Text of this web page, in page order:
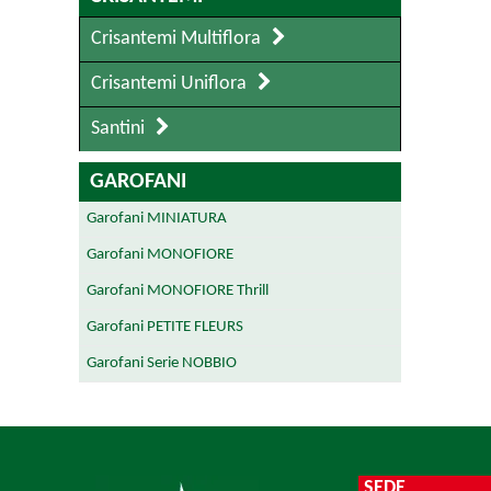
Crisantemi Multiflora
Crisantemi Uniflora
Santini
GAROFANI
Garofani MINIATURA
Garofani MONOFIORE
Garofani MONOFIORE Thrill
Garofani PETITE FLEURS
Garofani Serie NOBBIO